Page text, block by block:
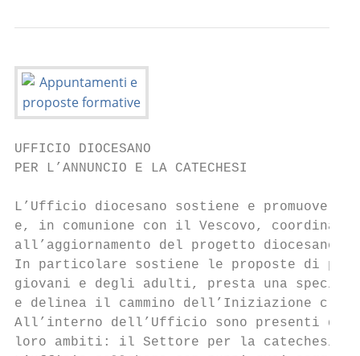
UFFICIO DIOCESANO
PER L’ANNUNCIO E LA CATECHESI
L’Ufficio diocesano sostiene e promuove
e, in comunione con il Vescovo, coordina
all’aggiornamento del progetto diocesano
In particolare sostiene le proposte di
giovani e degli adulti, presta una
e delinea il cammino dell’Iniziazione
All’interno dell’Ufficio sono presenti
loro ambiti: il Settore per la catechesi